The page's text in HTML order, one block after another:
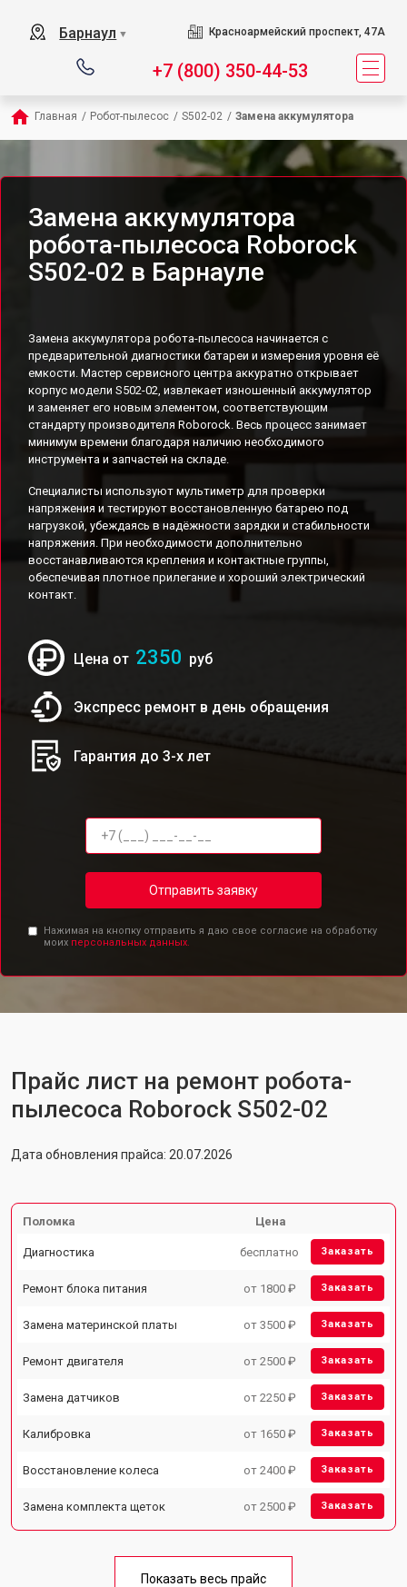
Барнаул ▼ Красноармейский проспект, 47А
+7 (800) 350-44-53
Главная / Робот-пылесос / S502-02 / Замена аккумулятора
Замена аккумулятора
робота-пылесоса Roborock
S502-02 в Барнауле
Замена аккумулятора робота-пылесоса начинается с
предварительной диагностики батареи и измерения уровня её
емкости. Мастер сервисного центра аккуратно открывает
корпус модели S502-02, извлекает изношенный аккумулятор
и заменяет его новым элементом, соответствующим
стандарту производителя Roborock. Весь процесс занимает
минимум времени благодаря наличию необходимого
инструмента и запчастей на складе.
Специалисты используют мультиметр для проверки
напряжения и тестируют восстановленную батарею под
нагрузкой, убеждаясь в надёжности зарядки и стабильности
напряжения. При необходимости дополнительно
восстанавливаются крепления и контактные группы,
обеспечивая плотное прилегание и хороший электрический
контакт.
Цена от 2350 руб
Экспресс ремонт в день обращения
Гарантия до 3-х лет
Отправить заявку
Нажимая на кнопку отправить я даю свое согласие на обработку
моих персональных данных.
Прайс лист на ремонт робота-
пылесоса Roborock S502-02
Дата обновления прайса: 20.07.2026
Поломка Цена
Диагностика бесплатно Заказать
Ремонт блока питания от 1800 ₽ Заказать
Замена материнской платы от 3500 ₽ Заказать
Ремонт двигателя от 2500 ₽ Заказать
Замена датчиков от 2250 ₽ Заказать
Калибровка от 1650 ₽ Заказать
Восстановление колеса от 2400 ₽ Заказать
Замена комплекта щеток от 2500 ₽ Заказать
Показать весь прайс